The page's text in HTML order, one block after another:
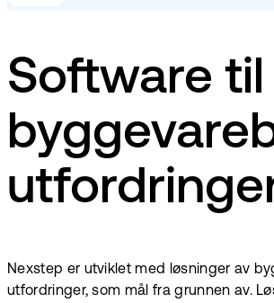
Software til
Nexstep er utviklet med løsninger av
utfordringer, som mål fra grunnen av.